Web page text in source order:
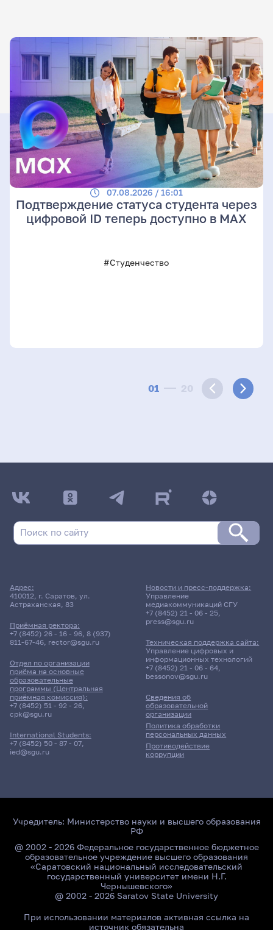
01 20
07.08.2026 / 16:01
Подтверждение статуса студента через
цифровой ID теперь доступно в МАХ
#Студенчество
Адрес:
410012, г. Саратов, ул.
Астраханская, 83
Приёмная ректора:
+7 (8452) 26 - 16 - 96, 8 (937)
811-67-46, rector@sgu.ru
Отдел по организации
приёма на основные
образовательные
программы (Центральная
приёмная комиссия):
+7 (8452) 51 - 92 - 26,
cpk@sgu.ru
International Students:
+7 (8452) 50 - 87 - 07,
ied@sgu.ru
Сведения об
образовательной
организации
Политика обработки
персональных данных
Противодействие
коррупции
Новости и пресс-поддержка:
Управление
медиакоммуникаций СГУ
+7 (8452) 21 - 06 - 25,
press@sgu.ru
Техническая поддержка сайта:
Управление цифровых и
информационных технологий
+7 (8452) 21 - 06 - 64,
bessonov@sgu.ru
Учредитель: Министерство науки и высшего образования
РФ
@ 2002 - 2026 Федеральное государственное бюджетное
образовательное учреждение высшего образования
«Саратовский национальный исследовательский
государственный университет имени Н.Г.
Чернышевского»
@ 2002 - 2026 Saratov State University
При использовании материалов активная ссылка на
источник обязательна